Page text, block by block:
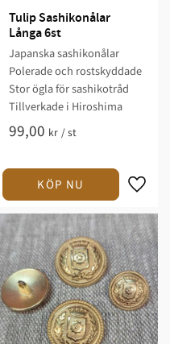
Tulip Sashikonålar
Långa 6st
Japanska sashikonålar
Polerade och rostskyddade
Stor ögla för sashikotråd
Tillverkade i Hiroshima
99,00 kr /st